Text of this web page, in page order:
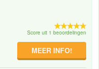
Score uit 1 beoordelingen
MEER INFO!